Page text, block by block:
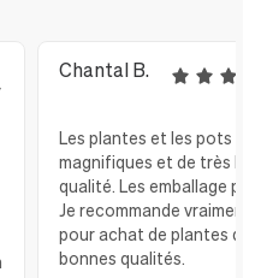
Chantal B.
Les plantes et les pots
magnifiques et de très
qualité. Les emballage
Je recommande vraiment
pour achat de plantes de
bonnes qualités.